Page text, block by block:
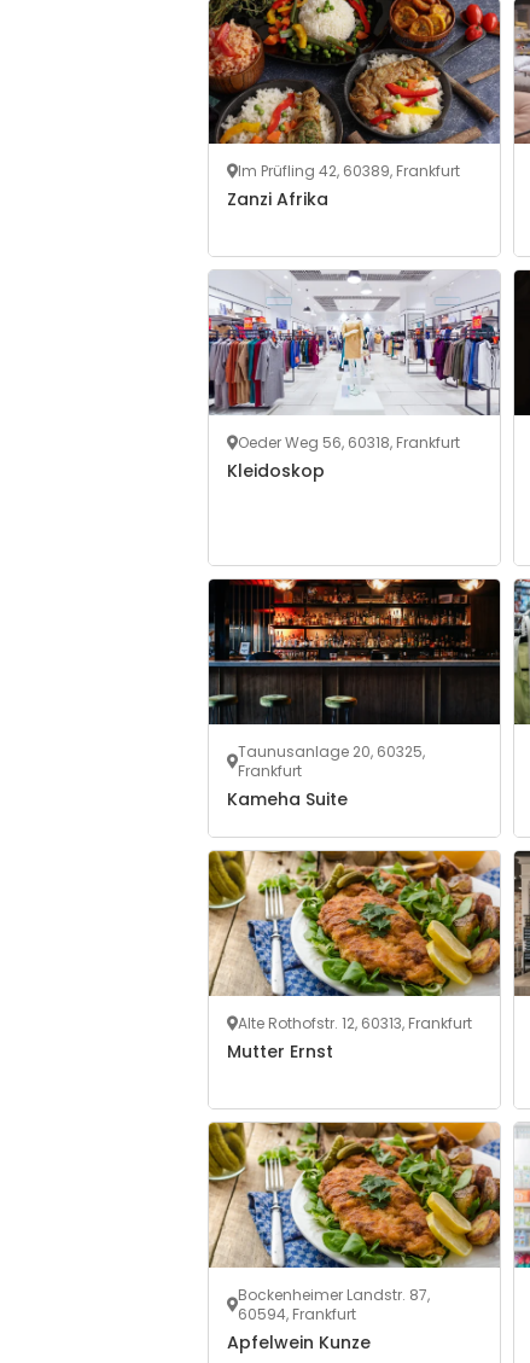
Im Prüfling 42, 60389, Frankfurt
Zanzi Afrika
Oeder Weg 56, 60318, Frankfurt
Kleidoskop
Taunusanlage 20, 60325,
Frankfurt
Kameha Suite
Alte Rothofstr. 12, 60313, Frankfurt
Mutter Ernst
Bockenheimer Landstr. 87,
60594, Frankfurt
Apfelwein Kunze